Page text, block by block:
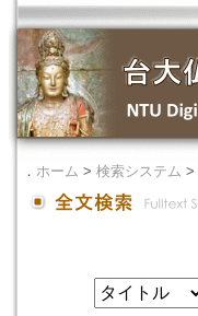
． ホーム > 検索システム >